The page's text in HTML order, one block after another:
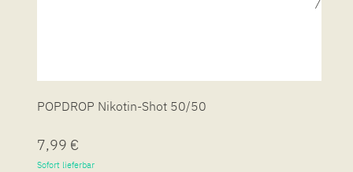
POPDROP Nikotin-Shot 50/50
7,99 €
Sofort lieferbar